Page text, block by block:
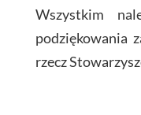
Wszystkim
podziękowania
rzecz